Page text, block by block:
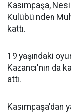
Kasımpaşa,
Kulübü'nden
kattı.
19 yaşındaki
Kazancı'nın da
attı.
Kasımpaşa'dan